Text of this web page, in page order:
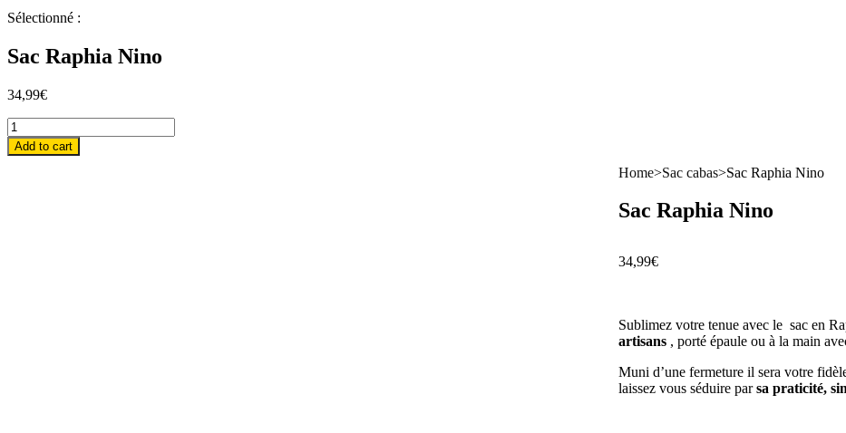
Sélectionné :
Sac Raphia Nino
34,99€
Add to cart
Home>Sac cabas>Sac Raphia Nino
Sac Raphia Nino
34,99€
Sublimez votre tenue avec le sac en
artisans , porté épaule ou à la main
Muni d’une fermeture il sera votre
laissez vous séduire parsa praticité,